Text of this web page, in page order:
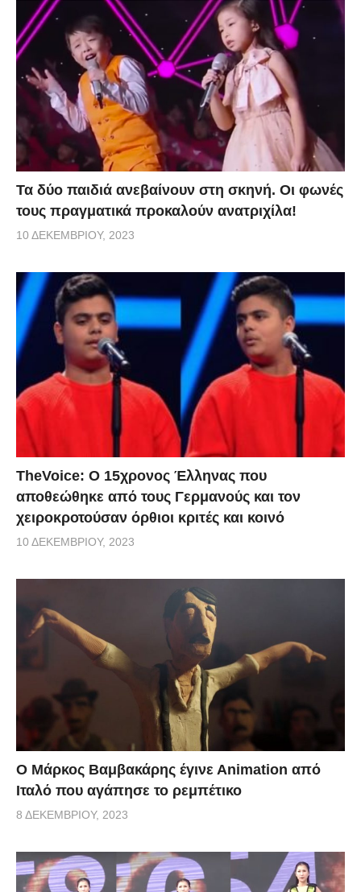
Τα δύο παιδιά ανεβαίνουν στη σκηνή. Οι φωνές
τους πραγματικά προκαλούν ανατριχίλα!
10 ΔΕΚΕΜΒΡΊΟΥ, 2023
TheVoice: Ο 15χρονος Έλληνας που
αποθεώθηκε από τους Γερμανούς και τον
χειροκροτούσαν όρθιοι κριτές και κοινό
10 ΔΕΚΕΜΒΡΊΟΥ, 2023
Ο Μάρκος Βαμβακάρης έγινε Αnimation από
Ιταλό που αγάπησε το ρεμπέτικο
8 ΔΕΚΕΜΒΡΊΟΥ, 2023